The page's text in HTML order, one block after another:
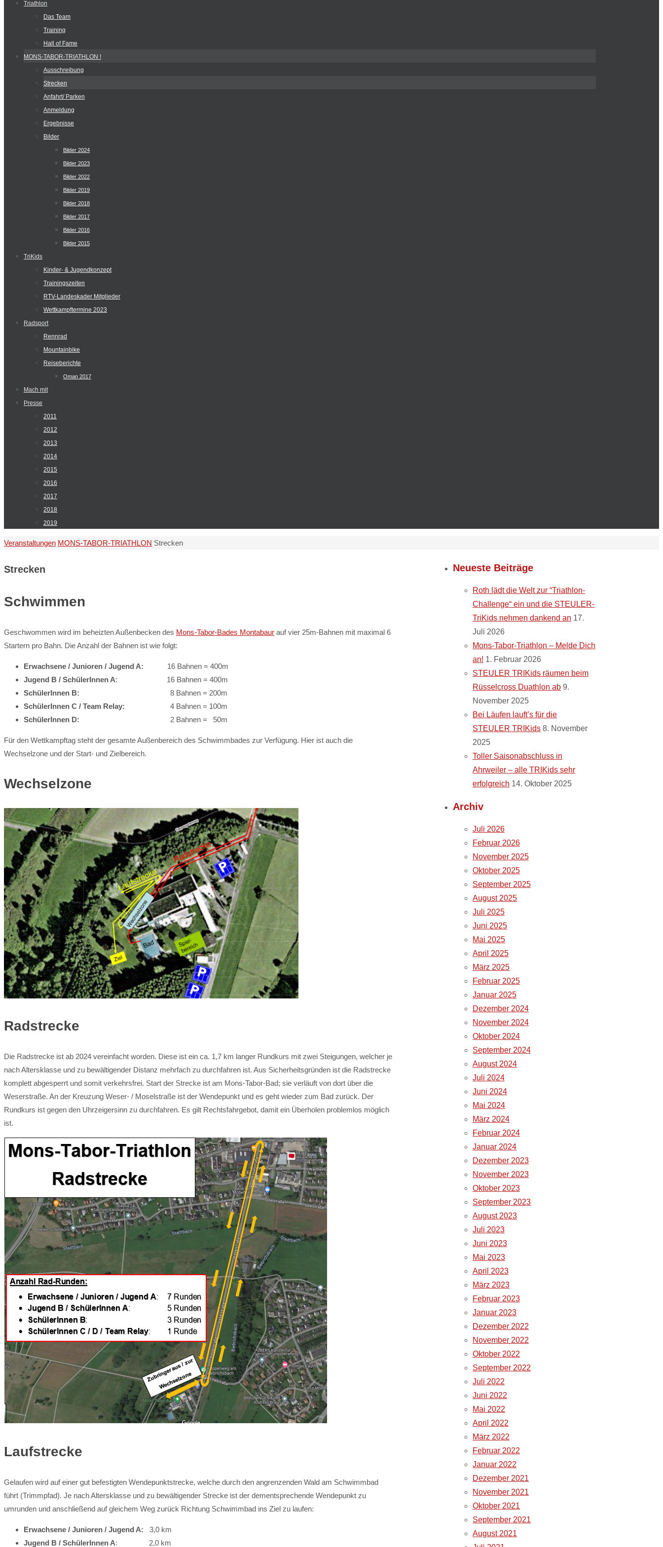
Triathlon
Das Team
Training
Hall of Fame
MONS-TABOR-TRIATHLON !
Ausschreibung
Strecken
Anfahrt/ Parken
Anmeldung
Ergebnisse
Bilder
Bilder 2024
Bilder 2023
Bilder 2022
Bilder 2019
Bilder 2018
Bilder 2017
Bilder 2016
Bilder 2015
TriKids
Kinder- & Jugendkonzept
Trainingszeiten
RTV-Landeskader Mitglieder
Wettkampftermine 2023
Radsport
Rennrad
Mountainbike
Reiseberichte
Oman 2017
Mach mit
Presse
2011
2012
2013
2014
2015
2016
2017
2018
2019
Start
Veranstaltungen MONS-TABOR-TRIATHLON Strecken
Strecken
Schwimmen
Geschwommen wird im beheizten Außenbecken des Mons-Tabor-Bades Montabaur auf vier 25m-Bahnen mit maximal 6
Startern pro Bahn. Die Anzahl der Bahnen ist wie folgt:
Erwachsene / Junioren / Jugend A: 16 Bahnen = 400m
Jugend B / SchülerInnen A: 16 Bahnen = 400m
SchülerInnen B: 8 Bahnen = 200m
SchülerInnen C / Team Relay: 4 Bahnen = 100m
SchülerInnen D: 2 Bahnen = 50m
Für den Wettkampftag steht der gesamte Außenbereich des Schwimmbades zur Verfügung. Hier ist auch die
Wechselzone und der Start- und Zielbereich.
Wechselzone
Radstrecke
Die Radstrecke ist ab 2024 vereinfacht worden. Diese ist ein ca. 1,7 km langer Rundkurs mit zwei Steigungen, welcher je
nach Altersklasse und zu bewältigender Distanz mehrfach zu durchfahren ist. Aus Sicherheitsgründen ist die Radstrecke
komplett abgesperrt und somit verkehrsfrei. Start der Strecke ist am Mons-Tabor-Bad; sie verläuft von dort über die
Weserstraße. An der Kreuzung Weser- / Moselstraße ist der Wendepunkt und es geht wieder zum Bad zurück. Der
Rundkurs ist gegen den Uhrzeigersinn zu durchfahren. Es gilt Rechtsfahrgebot, damit ein Überholen problemlos möglich
ist.
Laufstrecke
Gelaufen wird auf einer gut befestigten Wendepunktstrecke, welche durch den angrenzenden Wald am Schwimmbad
führt (Trimmpfad). Je nach Altersklasse und zu bewältigender Strecke ist der dementsprechende Wendepunkt zu
umrunden und anschließend auf gleichem Weg zurück Richtung Schwimmbad ins Ziel zu laufen:
Erwachsene / Junioren / Jugend A: 3,0 km
Jugend B / SchülerInnen A: 2,0 km
Neueste Beiträge
Roth lädt die Welt zur “Triathlon-
Challenge“ ein und die STEULER-
TriKids nehmen dankend an 17.
Juli 2026
Mons-Tabor-Triathlon – Melde Dich
an! 1. Februar 2026
STEULER TRIKids räumen beim
Rüsselcross Duathlon ab 9.
November 2025
Bei Läufen lauft’s für die
STEULER TRIKids 8. November
2025
Toller Saisonabschluss in
Ahrweiler – alle TRIKids sehr
erfolgreich 14. Oktober 2025
Archiv
Juli 2026
Februar 2026
November 2025
Oktober 2025
September 2025
August 2025
Juli 2025
Juni 2025
Mai 2025
April 2025
März 2025
Februar 2025
Januar 2025
Dezember 2024
November 2024
Oktober 2024
September 2024
August 2024
Juli 2024
Juni 2024
Mai 2024
März 2024
Februar 2024
Januar 2024
Dezember 2023
November 2023
Oktober 2023
September 2023
August 2023
Juli 2023
Juni 2023
Mai 2023
April 2023
März 2023
Februar 2023
Januar 2023
Dezember 2022
November 2022
Oktober 2022
September 2022
Juli 2022
Juni 2022
Mai 2022
April 2022
März 2022
Februar 2022
Januar 2022
Dezember 2021
November 2021
Oktober 2021
September 2021
August 2021